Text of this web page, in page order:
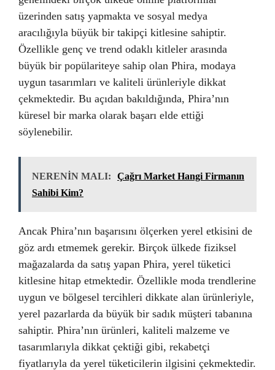
üzerinden satış yapmakta ve sosyal medya
aracılığıyla büyük bir takipçi kitlesine sahiptir.
Özellikle genç ve trend odaklı kitleler arasında
büyük bir popülariteye sahip olan Phira, modaya
uygun tasarımları ve kaliteli ürünleriyle dikkat
çekmektedir. Bu açıdan bakıldığında, Phira’nın
küresel bir marka olarak başarı elde ettiği
söylenebilir.
NERENİN MALI:
Çağrı Market Hangi Firmanın
Sahibi Kim?
Ancak Phira’nın başarısını ölçerken yerel etkisini de
göz ardı etmemek gerekir. Birçok ülkede fiziksel
mağazalarda da satış yapan Phira, yerel tüketici
kitlesine hitap etmektedir. Özellikle moda trendlerine
uygun ve bölgesel tercihleri dikkate alan ürünleriyle,
yerel pazarlarda da büyük bir sadık müşteri tabanına
sahiptir. Phira’nın ürünleri, kaliteli malzeme ve
tasarımlarıyla dikkat çektiği gibi, rekabetçi
fiyatlarıyla da yerel tüketicilerin ilgisini çekmektedir.